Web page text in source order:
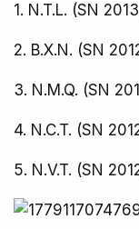
1. N.T.L. (SN
2. B.X.N. (SN
3. N.M.Q. (SN
4. N.C.T. (SN
5. N.V.T. (SN